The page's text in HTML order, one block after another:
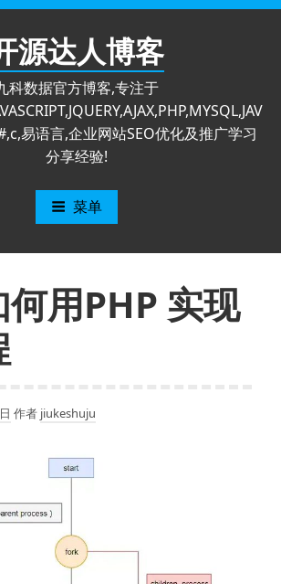
源达人博客
科数据官方博客,专注于
易语言,企业网站SEO优化及推广学习
分享经验!
菜单
用PHP 实现
作者 jiukeshuju